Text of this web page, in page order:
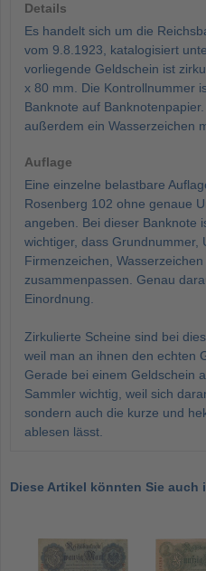
Details
Es handelt sich um die
vom 9.8.1923, katalogisiert
vorliegende Geldschein ist
x 80 mm. Die Kontrollnummer
Banknote auf
außerdem ein Wasserzeichen
Auflage
Eine einzelne belastbare
Rosenberg 102 ohne genaue
angeben. Bei dieser Banknote
wichtiger, dass Grundnummer,
Firmenzeichen,
zusammenpassen. Genau
Einordnung.
Zirkulierte Scheine sind bei
weil man an ihnen den echten
Gerade bei einem Geldschein
Sammler wichtig, weil sich
sondern auch die kurze und
ablesen lässt.
Diese Artikel könnten Sie auch